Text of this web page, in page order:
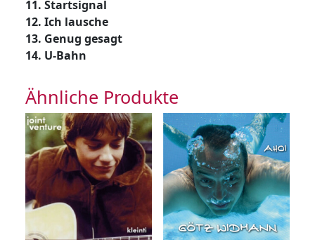
11. Startsignal
12. Ich lausche
13. Genug gesagt
14. U-Bahn
Ähnliche Produkte